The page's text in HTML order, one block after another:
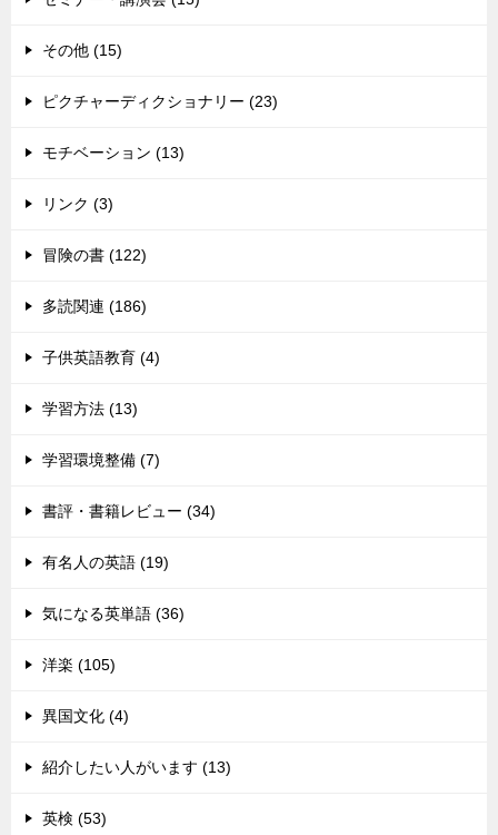
その他 (15)
ピクチャーディクショナリー (23)
モチベーション (13)
リンク (3)
冒険の書 (122)
多読関連 (186)
子供英語教育 (4)
学習方法 (13)
学習環境整備 (7)
書評・書籍レビュー (34)
有名人の英語 (19)
気になる英単語 (36)
洋楽 (105)
異国文化 (4)
紹介したい人がいます (13)
英検 (53)